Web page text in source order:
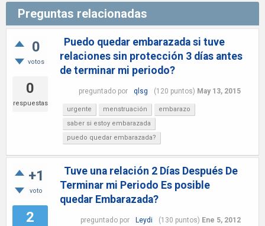
Preguntas relacionadas
0
votos
0
respuestas
Puedo quedar embarazada si tuve
relaciones sin protección 3 días antes
de terminar mi periodo?
preguntado por qlsg (120 puntos) May 13, 2015
urgente menstruación
embarazo
saber si estoy embarazada
puedo quedar embarazada?
+1
voto
2
Tuve una relación 2 Días Después De
Terminar mi Periodo Es posible
quedar Embarazada?
preguntado por Leydi (130 puntos) Ene 5, 2012